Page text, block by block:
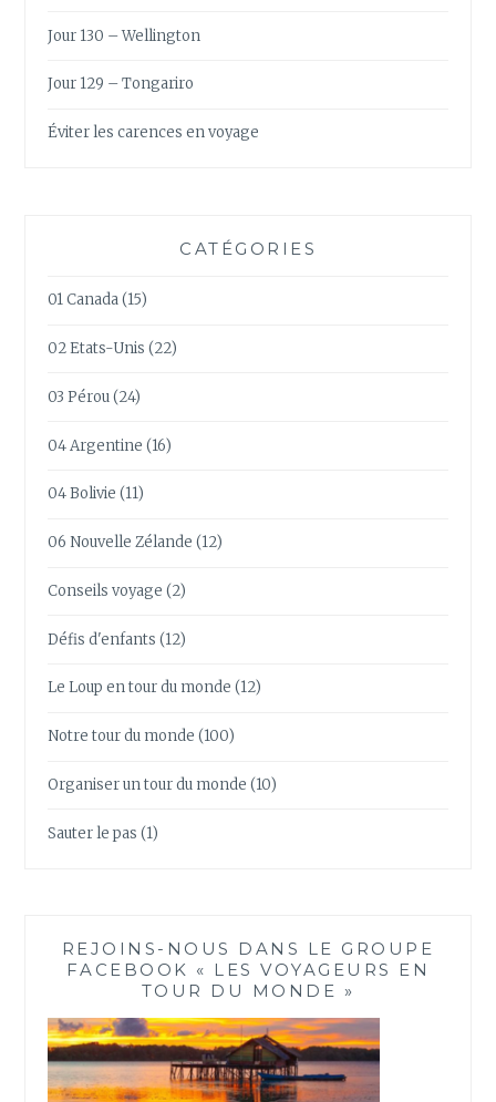
Jour 130 – Wellington
Jour 129 – Tongariro
Éviter les carences en voyage
CATÉGORIES
01 Canada(15)
02 Etats-Unis (22)
03 Pérou(24)
04 Argentine (16)
04 Bolivie (11)
06 Nouvelle Zélande (12)
Conseils voyage (2)
Défis d'enfants (12)
Le Loup en tour du monde (12)
Notre tour du monde (100)
Organiser un tour du monde (10)
Sauter le pas (1)
REJOINS-NOUS DANS LE GROUPE
FACEBOOK « LES VOYAGEURS EN
TOUR DU MONDE »